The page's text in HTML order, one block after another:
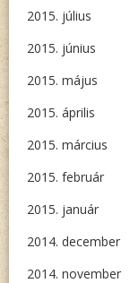
2015. július
2015. június
2015. május
2015. április
2015. március
2015. február
2015. január
2014. december
2014. november